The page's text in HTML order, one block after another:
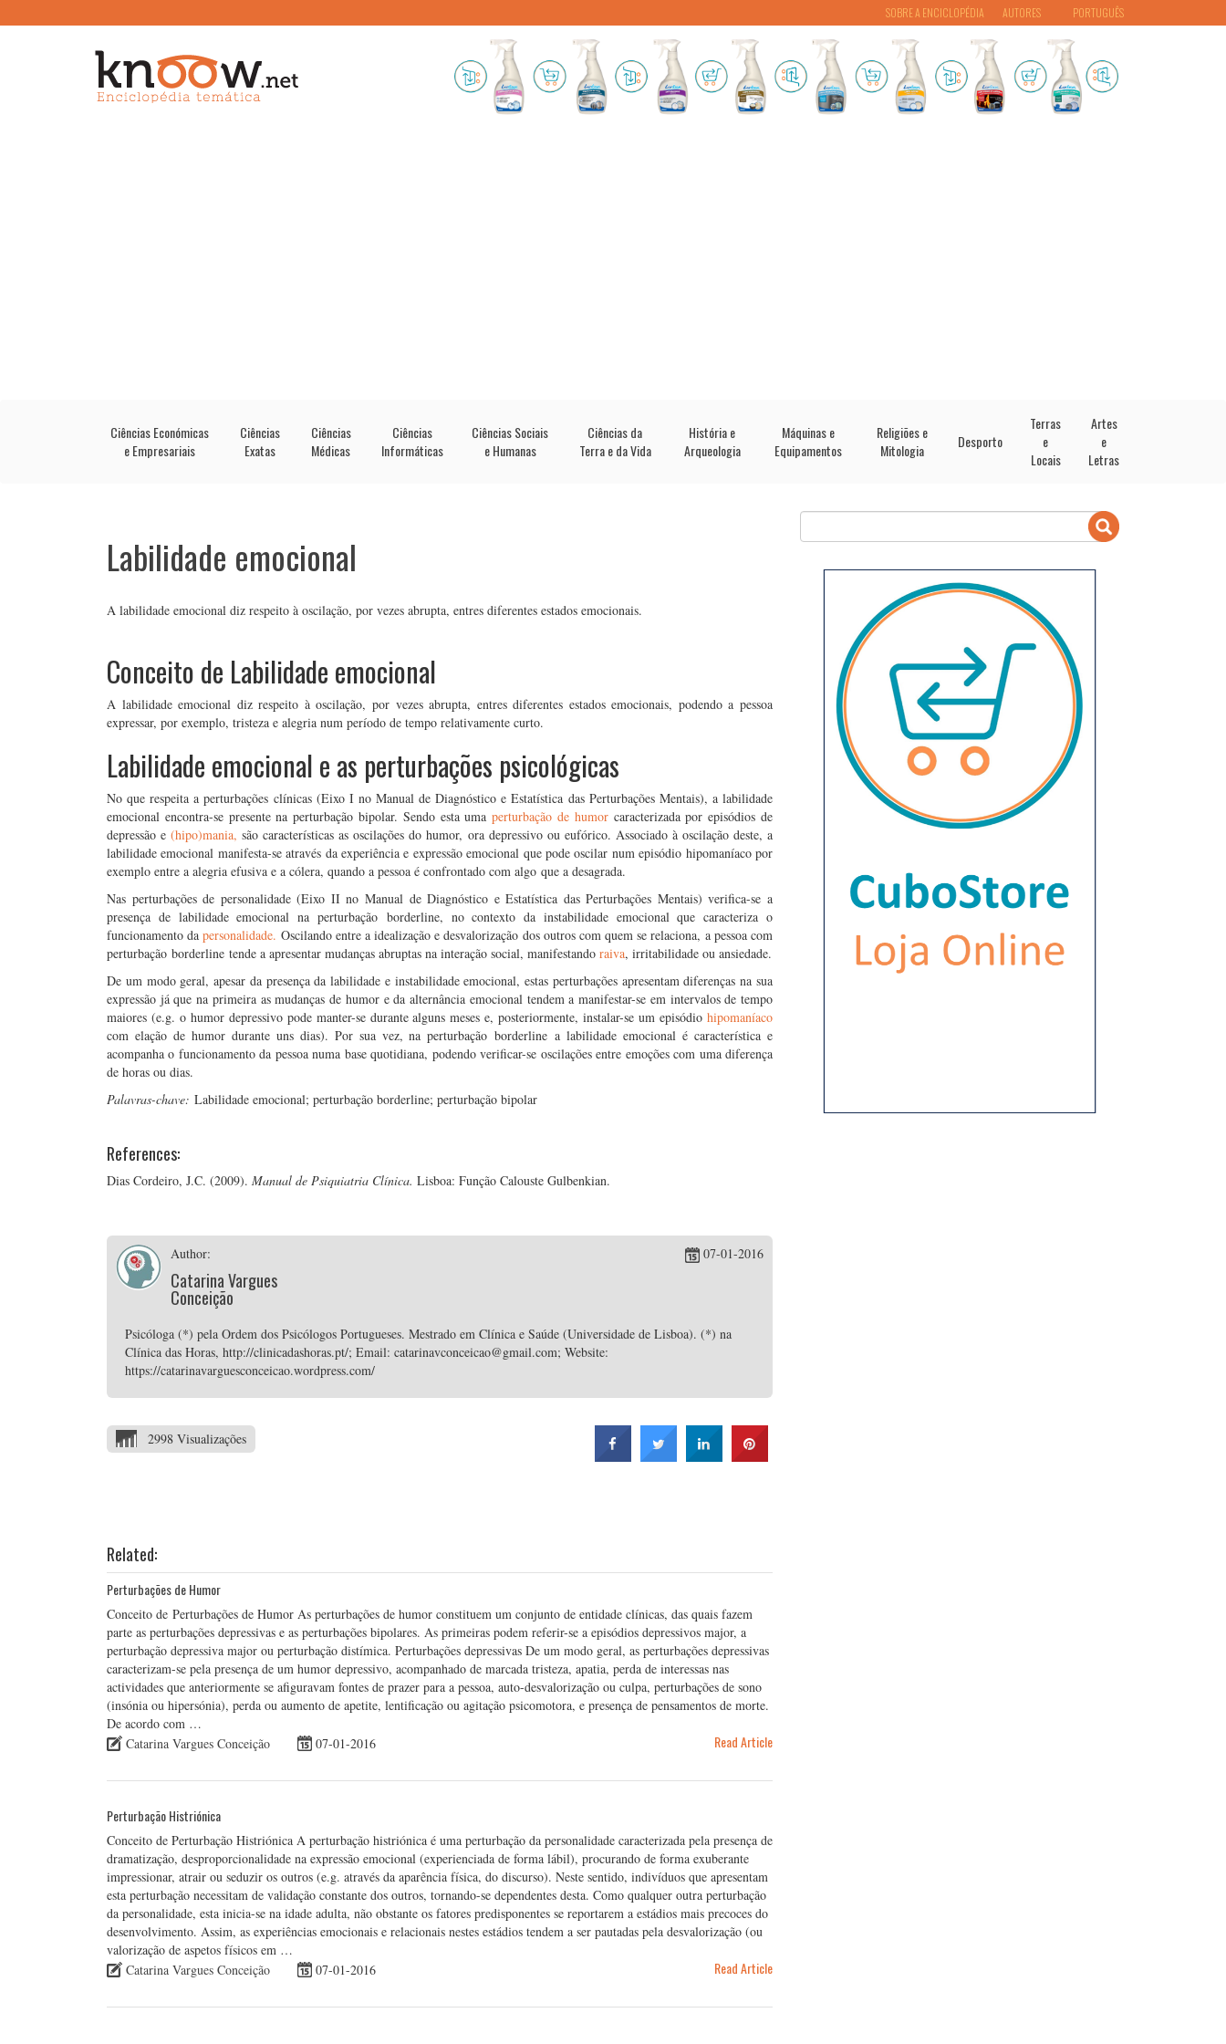
PORTUGUÊS
SOBRE A ENCICLOPÉDIA AUTORES
Ciências Económicas
e Empresariais
Ciências
Exatas
Ciências
Médicas
Ciências
Informáticas
Ciências Sociais
e Humanas
Ciências da
Terra e da Vida
História e
Arqueologia
Máquinas e
Equipamentos
Religiões e
Mitologia
Desporto
Terras
e
Locais
Artes
e
Letras
Labilidade emocional
A labilidade emocional diz respeito à oscilação, por vezes abrupta, entres diferentes estados emocionais.
Conceito de Labilidade emocional
A labilidade emocional diz respeito à oscilação, por vezes abrupta, entres diferentes estados emocionais, podendo a pessoa
expressar, por exemplo, tristeza e alegria num período de tempo relativamente curto.
Labilidade emocional e as perturbações psicológicas
No que respeita a perturbações clínicas (Eixo I no Manual de Diagnóstico e Estatística das Perturbações Mentais), a labilidade
emocional encontra-se presente na perturbação bipolar. Sendo esta umaperturbação de humor caracterizada por episódios de
depressão e(hipo)mania, são características as oscilações do humor, ora depressivo ou eufórico. Associado à oscilação deste, a
labilidade emocional manifesta-se através da experiência e expressão emocional que pode oscilar num episódio hipomaníaco por
exemplo entre a alegria efusiva e a cólera, quando a pessoa é confrontado com algo que a desagrada.
Nas perturbações de personalidade (Eixo II no Manual de Diagnóstico e Estatística das Perturbações Mentais) verifica-se a
presença de labilidade emocional na perturbação borderline, no contexto da instabilidade emocional que caracteriza o
funcionamento dapersonalidade. Oscilando entre a idealização e desvalorização dos outros com quem se relaciona, a pessoa com
perturbação borderline tende a apresentar mudanças abruptas na interação social, manifestando raiva, irritabilidade ou ansiedade.
De um modo geral, apesar da presença da labilidade e instabilidade emocional, estas perturbações apresentam diferenças na sua
expressão já que na primeira as mudanças de humor e da alternância emocional tendem a manifestar-se em intervalos de tempo
maiores (e.g. o humor depressivo pode manter-se durante alguns meses e, posteriormente, instalar-se um episódio hipomaníaco
com elação de humor durante uns dias). Por sua vez, na perturbação borderline a labilidade emocional é característica e
acompanha o funcionamento da pessoa numa base quotidiana, podendo verificar-se oscilações entre emoções com uma diferença
de horas ou dias.
Palavras-chave: Labilidade emocional; perturbação borderline; perturbação bipolar
References:
Dias Cordeiro, J.C. (2009). Manual de Psiquiatria Clínica. Lisboa: Função Calouste Gulbenkian.
Author:
Catarina Vargues
Conceição
07-01-2016
Psicóloga (*) pela Ordem dos Psicólogos Portugueses. Mestrado em Clínica e Saúde (Universidade de Lisboa). (*) na
Clínica das Horas, http://clinicadashoras.pt/; Email: catarinavconceicao@gmail.com; Website:
https://catarinavarguesconceicao.wordpress.com/
2998 Visualizações
Related:
Perturbações de Humor
Conceito de Perturbações de Humor As perturbações de humor constituem um conjunto de entidade clínicas, das quais fazem
parte as perturbações depressivas e as perturbações bipolares. As primeiras podem referir-se a episódios depressivos major, a
perturbação depressiva major ou perturbação distímica. Perturbações depressivas De um modo geral, as perturbações depressivas
caracterizam-se pela presença de um humor depressivo, acompanhado de marcada tristeza, apatia, perda de interessas nas
actividades que anteriormente se afiguravam fontes de prazer para a pessoa, auto-desvalorização ou culpa, perturbações de sono
(insónia ou hipersónia), perda ou aumento de apetite, lentificação ou agitação psicomotora, e presença de pensamentos de morte.
De acordo com …
Catarina Vargues Conceição
07-01-2016 Read Article
Perturbação Histriónica
Conceito de Perturbação Histriónica A perturbação histriónica é uma perturbação da personalidade caracterizada pela presença de
dramatização, desproporcionalidade na expressão emocional (experienciada de forma lábil), procurando de forma exuberante
impressionar, atrair ou seduzir os outros (e.g. através da aparência física, do discurso). Neste sentido, indivíduos que apresentam
esta perturbação necessitam de validação constante dos outros, tornando-se dependentes desta. Como qualquer outra perturbação
da personalidade, esta inicia-se na idade adulta, não obstante os fatores predisponentes se reportarem a estádios mais precoces do
desenvolvimento. Assim, as experiências emocionais e relacionais nestes estádios tendem a ser pautadas pela desvalorização (ou
valorização de aspetos físicos em …
Catarina Vargues Conceição
07-01-2016 Read Article